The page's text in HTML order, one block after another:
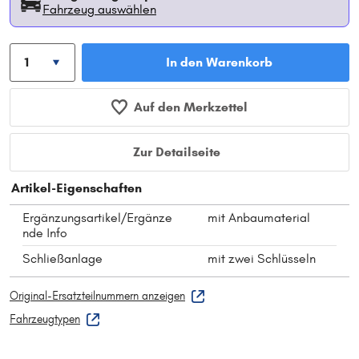
Fahrzeug auswählen
In den Warenkorb
Auf den Merkzettel
Zur Detailseite
Artikel-Eigenschaften
Ergänzungsartikel/Ergänze
nde Info
mit Anbaumaterial
Schließanlage mit zwei Schlüsseln
Original-Ersatzteilnummern anzeigen
Fahrzeugtypen